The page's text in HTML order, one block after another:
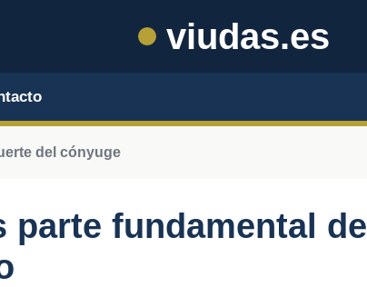
viudas.es
del cónyuge
parte fundamental del